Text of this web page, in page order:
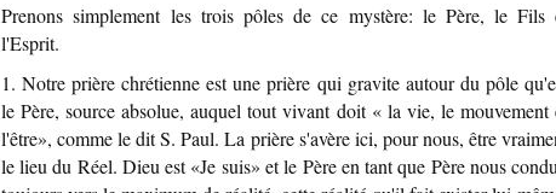
Prenons simplement les trois pôles de ce mystère: le Père, le Fils
l'Esprit.
1. Notre prière chrétienne est une prière qui gravite autour du pôle
le Père, source absolue, auquel tout vivant doit « la vie, le mouvement
l'être», comme le dit S. Paul. La prière s'avère ici, pour nous, être
le lieu du Réel. Dieu est «Je suis» et le Père en tant que Père nous